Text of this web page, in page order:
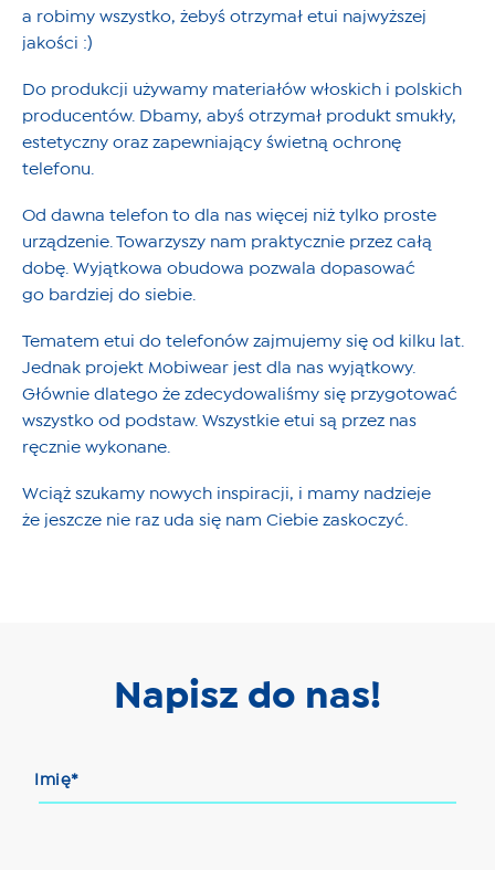
a robimy wszystko, żebyś otrzymał etui najwyższej
jakości :)
Do produkcji używamy materiałów włoskich i polskich
producentów. Dbamy, abyś otrzymał produkt smukły,
estetyczny oraz zapewniający świetną ochronę
telefonu.
Od dawna telefon to dla nas więcej niż tylko proste
urządzenie. Towarzyszy nam praktycznie przez całą
dobę. Wyjątkowa obudowa pozwala dopasować
go bardziej do siebie.
Tematem etui do telefonów zajmujemy się od kilku lat.
Jednak projekt Mobiwear jest dla nas wyjątkowy.
Głównie dlatego że zdecydowaliśmy się przygotować
wszystko od podstaw. Wszystkie etui są przez nas
ręcznie wykonane.
Wciąż szukamy nowych inspiracji, i mamy nadzieje
że jeszcze nie raz uda się nam Ciebie zaskoczyć.
Napisz do nas!
Imię*